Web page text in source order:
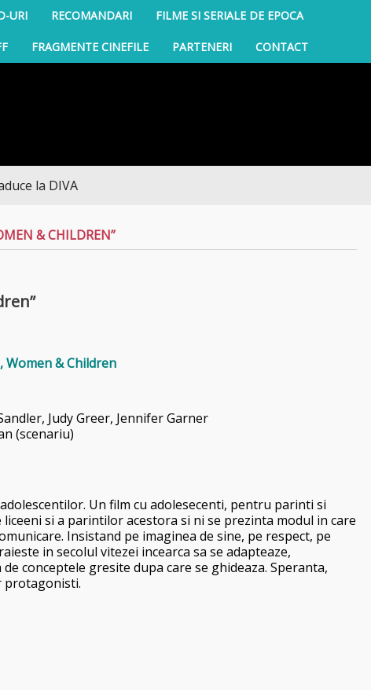
URI RECOMANDARI FILME SI SERIALE DE EPOCA
FRAGMENTE CINEFILE PARTENERI CONTACT
DIVA
& CHILDREN”
Women & Children
, Judy Greer, Jennifer Garner
(scenariu)
Un film cu adolesecenti, pentru parinti si
si a parintilor acestora si ni se prezinta modul in care
Insistand pe imaginea de sine, pe respect, pe
in secolul vitezei incearca sa se adapteaze,
conceptele gresite dupa care se ghideaza. Speranta,
protagonisti.